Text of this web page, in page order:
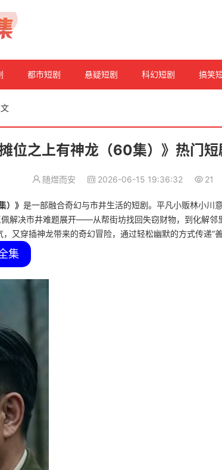
都市短剧 悬疑短剧 科幻短剧 搞笑
摊位之上有神龙（60集）》热门
随煜而安 2026-06-15 19:36:32 21
）》 是一部融合奇幻与市井生活的短剧。平凡小贩林小川
佩解决市井难题展开——从帮街坊找回失窃财物，到化解
又穿插神龙带来的奇幻冒险，通过轻松幽默的方式传递“
集